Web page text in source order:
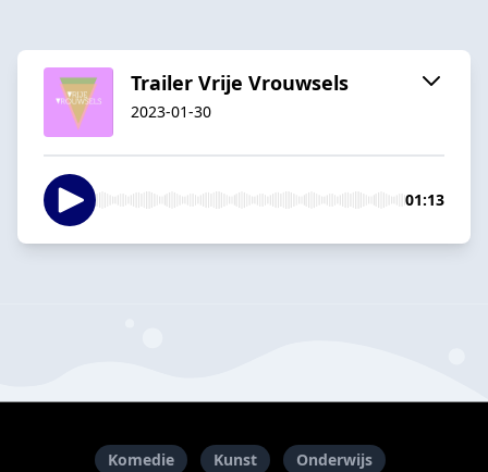
Trailer Vrije Vrouwsels
2023-01-30
01:13
Komedie Kunst
Onderwijs